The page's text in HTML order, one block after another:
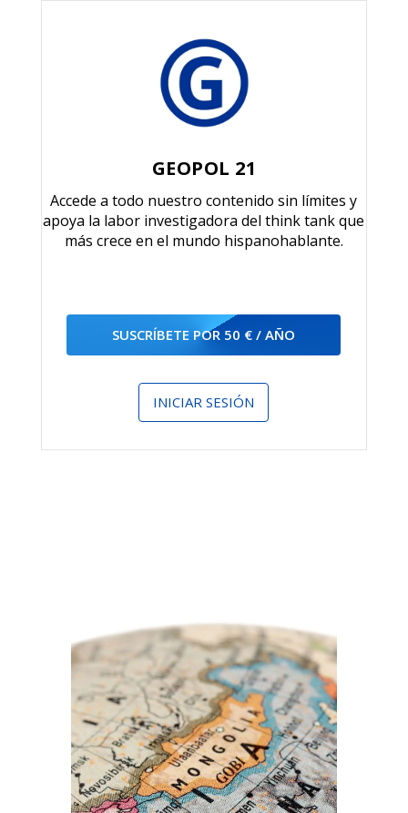
GEOPOL 21
Accede a todo nuestro contenido sin límites y
apoya la labor investigadora del think tank que
más crece en el mundo hispanohablante.
SUSCRÍBETE POR 50 € / AÑO
INICIAR SESIÓN